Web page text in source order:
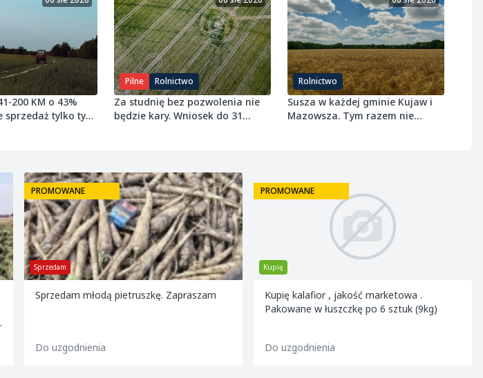
200 KM o 43%
sprzedaż tylko tych
Pilne Rolnictwo
Za studnię bez pozwolenia nie
będzie kary. Wniosek do 31
Rolnictwo
Susza w każdej gminie Kujaw i
Mazowsza. Tym razem nie
Sprzedam
PROMOWANE
Sprzedam młodą pietruszkę. Zapraszam
Do uzgodnienia
Kupię
PROMOWANE
Kupię kalafior , jakość marketowa .
Pakowane w łuszczkę po 6 sztuk (9kg)
Do uzgodnienia